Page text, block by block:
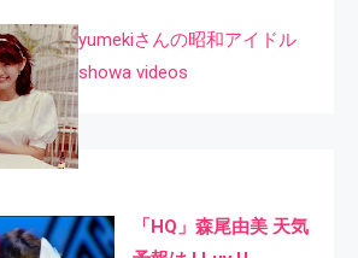
yumekiさんの昭和アイドル
showa videos
「HQ」森尾由美 天気